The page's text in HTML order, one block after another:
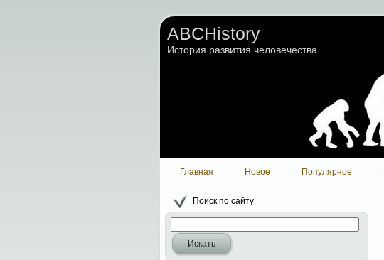
ABCHistory
История развития человечества
Главная Новое Популярное
Поиск по сайту
Искать